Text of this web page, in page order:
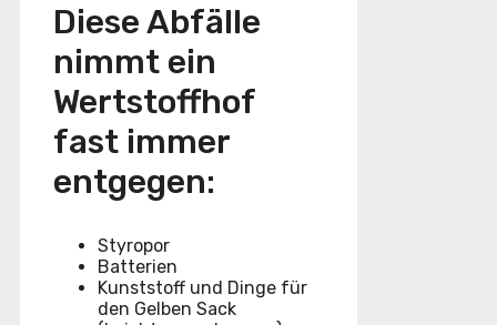
Diese Abfälle
nimmt ein
Wertstoffhof
fast immer
entgegen:
Styropor
Batterien
Kunststoff und Dinge für
den Gelben Sack